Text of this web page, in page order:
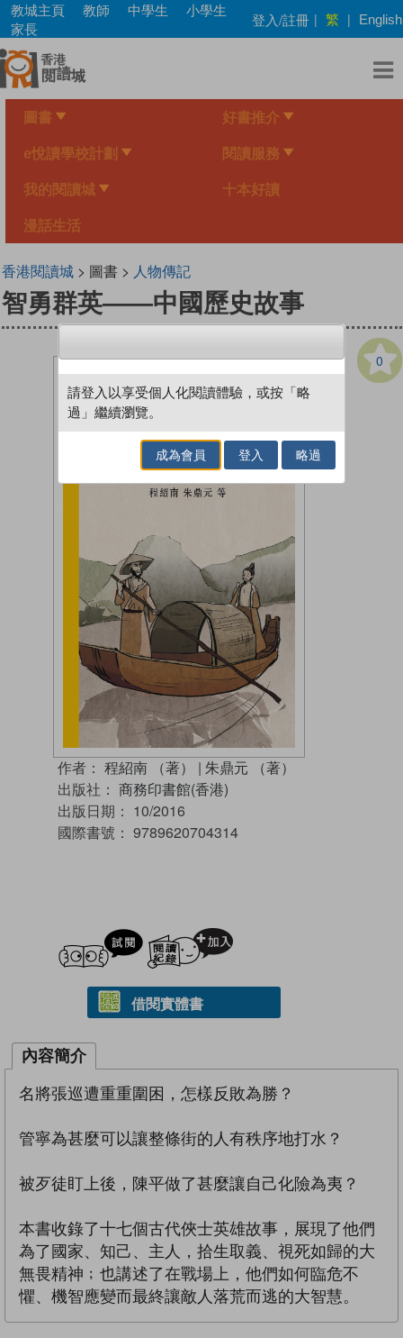
Skip
main
content
教城主頁 教師 中學生
小學生
家長
登入/註冊 | 繁 | English
圖書 好書推介
e悅讀學校計劃 閱讀服務
我的閱讀城 十本好讀
漫話生活
香港閱讀城> 圖書 > 人物傳記
智勇群英——中國歷史故事
0
作者： 程紹南 （著） | 朱鼎元 （著）
出版社： 商務印書館(香港)
出版日期： 10/2016
國際書號： 9789620704314
試閲
借閱實體書
內容簡介
名將張巡遭重重圍困，怎樣反敗為勝？
管寧為甚麼可以讓整條街的人有秩序地打水？
被歹徒盯上後，陳平做了甚麼讓自己化險為夷？
本書收錄了十七個古代俠士英雄故事，展現了他們
為了國家、知己、主人，拾生取義、視死如歸的大
無畏精神﹔也講述了在戰場上，他們如何臨危不
懼、機智應變而最終讓敵人落荒而逃的大智慧。
請登入以享受個人化閱讀體驗，或按「略
過」繼續瀏覽。
成為會員 登入 略過